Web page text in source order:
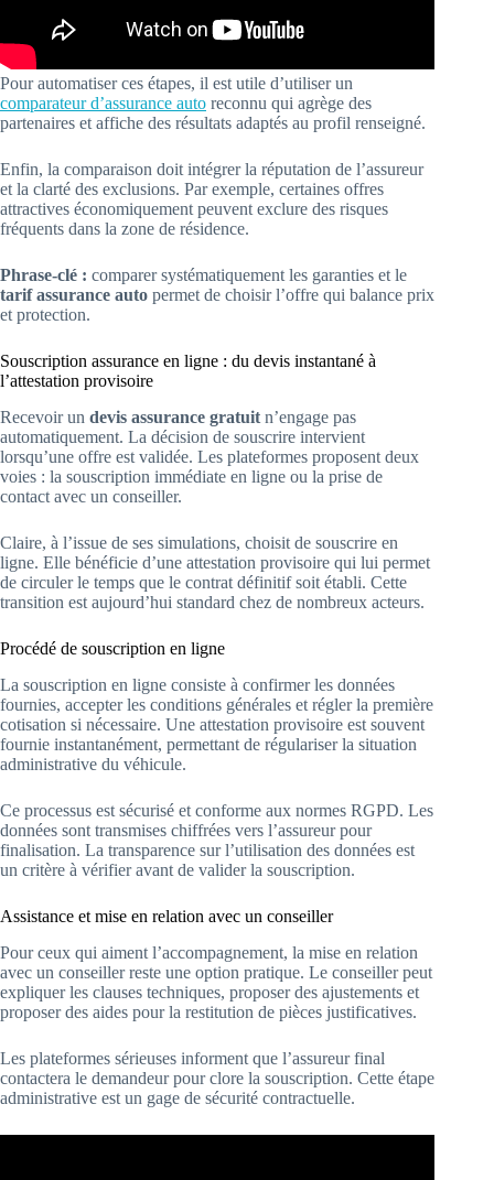
Pour automatiser ces étapes, il est utile d’utiliser un
comparateur d’assurance auto reconnu qui agrège des
partenaires et affiche des résultats adaptés au profil renseigné.
Enfin, la comparaison doit intégrer la réputation de l’assureur
et la clarté des exclusions. Par exemple, certaines offres
attractives économiquement peuvent exclure des risques
fréquents dans la zone de résidence.
Phrase-clé : comparer systématiquement les garanties et le
tarif assurance auto permet de choisir l’offre qui balance prix
et protection.
Souscription assurance en ligne : du devis instantané à
l’attestation provisoire
Recevoir un devis assurance gratuit n’engage pas
automatiquement. La décision de souscrire intervient
lorsqu’une offre est validée. Les plateformes proposent deux
voies : la souscription immédiate en ligne ou la prise de
contact avec un conseiller.
Claire, à l’issue de ses simulations, choisit de souscrire en
ligne. Elle bénéficie d’une attestation provisoire qui lui permet
de circuler le temps que le contrat définitif soit établi. Cette
transition est aujourd’hui standard chez de nombreux acteurs.
Procédé de souscription en ligne
La souscription en ligne consiste à confirmer les données
fournies, accepter les conditions générales et régler la première
cotisation si nécessaire. Une attestation provisoire est souvent
fournie instantanément, permettant de régulariser la situation
administrative du véhicule.
Ce processus est sécurisé et conforme aux normes RGPD. Les
données sont transmises chiffrées vers l’assureur pour
finalisation. La transparence sur l’utilisation des données est
un critère à vérifier avant de valider la souscription.
Assistance et mise en relation avec un conseiller
Pour ceux qui aiment l’accompagnement, la mise en relation
avec un conseiller reste une option pratique. Le conseiller peut
expliquer les clauses techniques, proposer des ajustements et
proposer des aides pour la restitution de pièces justificatives.
Les plateformes sérieuses informent que l’assureur final
contactera le demandeur pour clore la souscription. Cette étape
administrative est un gage de sécurité contractuelle.